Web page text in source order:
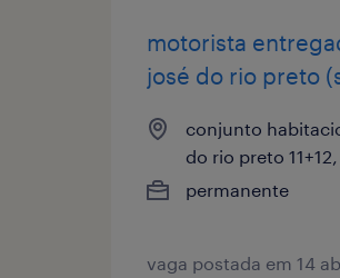
motorista
josé do rio preto
conjunto
do rio preto
permanente
vaga postada em 14